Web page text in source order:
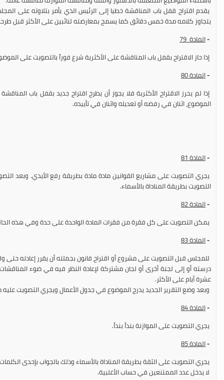
يقدم اقتراح قفل باب المناقشة خطيا إلى الرئيس الذي يأمر بتلاوته على
يتجاوز كلامه مدة خمس دقائق كما يسمح بمعارضته لنائبين على الأكثر قبل
-المادة 79
إذا حاز الاقتراح بقفل باب المناقشة على الأكثرية شرع فوراً بالتصويت على
-المادة 80
إذا لم يحرز الاقتراح الأكثرية فلا يجوز أن يطرح اقتراح جديد بقفل باب
الموضوع، اثنان في رفضه أو تعديله واثنان في تأييده.
-المادة
يجري التصويت على مشاريع القوانين مادة مادة بطريقة رفع الأيدي. وبعد
التصويت بطريقة المناداة بالأسماء.
-المادة
يمكن التصويت على كل فقرة من فقرات المادة الواحدة على حدة وفي هذه
-المادة
للمجلس قبل التصويت على مشروع أو اقتراح قانون بجملته أن يقرر إعادته حتى
درسته أو إلى لجنة أخرى أو لجان مشتركة لإعادة النظر فيه في ضوء
عشرة أيام على الأكثر.
وبعد وضع التقرير الجديد يدرج الموضوع في جدول الأعمال ويجري التصويت عليه
-المادة
يجري التصويت على الموازنة بنداً بنداً.
-المادة
يجري التصويت على الثقة بطريقة المناداة بالأسماء وذلك بالجواب بإحدى الكلمات
لا يدخل عدد الممتنعين في حساب الأغلبية.